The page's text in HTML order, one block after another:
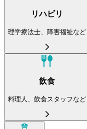
リハビリ
理学療法士、障害福祉など
飲食
料理人、飲食スタッフなど